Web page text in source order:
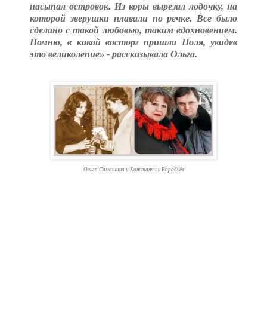
насыпал островок. Из коры вырезал лодочку, на
которой зверушки плавали по речке. Все было
сделано с такой любовью, таким вдохновением.
Помню, в какой восторг пришла Поля, увидев
это великолепие» - рассказывала Ольга.
Ольга Самошина и Константин Воробьёв